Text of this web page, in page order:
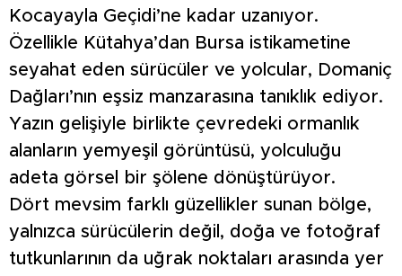
Kocayayla Geçidi’ne kadar uzanıyor.
Özellikle Kütahya’dan Bursa istikametine
seyahat eden sürücüler ve yolcular, Domaniç
Dağları’nın eşsiz manzarasına tanıklık ediyor.
Yazın gelişiyle birlikte çevredeki ormanlık
alanların yemyeşil görüntüsü, yolculuğu
adeta görsel bir şölene dönüştürüyor.
Dört mevsim farklı güzellikler sunan bölge,
yalnızca sürücülerin değil, doğa ve fotoğraf
tutkunlarının da uğrak noktaları arasında yer